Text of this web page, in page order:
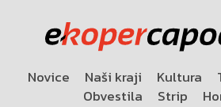
Novice Naši kraji Kultura
Obvestila
Strip